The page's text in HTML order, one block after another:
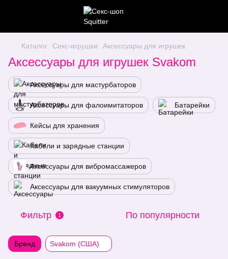
Каталог Секс-игрушки Аксессуары для игрушек
Аксессуары для игрушек Svakom
Аксессуары для мастурбаторов
Аксессуары для фалоимитаторов Батарейки
Кейсы для хранения
Кабели и зарядные станции
Аксессуары для вибромассажеров
Аксессуары для вакуумных стимуляторов
Фильтр 1 По популярности
Бренд Svakom (США)